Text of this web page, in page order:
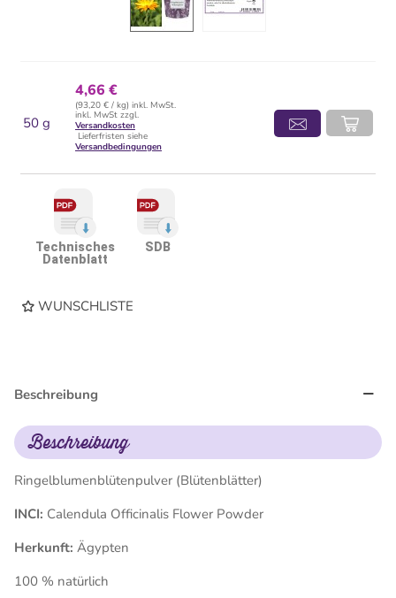
50 g
4,66 €
(93,20 € / kg) inkl. MwSt.
inkl. MwSt zzgl.
Versandkosten
Lieferfristen siehe
Versandbedingungen
Technisches
Datenblatt
SDB
WUNSCHLISTE
Beschreibung
Beschreibung
Ringelblumenblütenpulver (Blütenblätter)
INCI: Calendula Officinalis Flower Powder
Herkunft: Ägypten
100 % natürlich